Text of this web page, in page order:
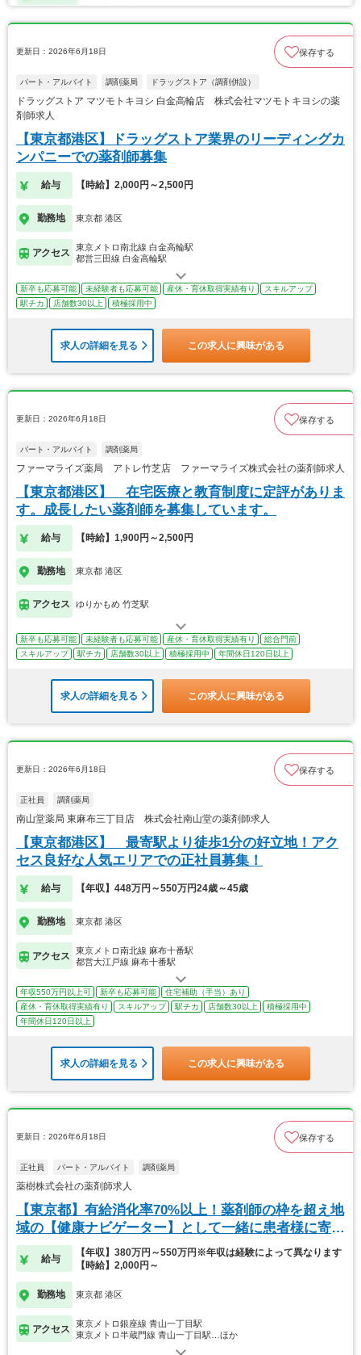
更新日：2026年6月18日 保存する
パート・アルバイト 調剤薬局 ドラッグストア（調剤併設）
ドラッグストア マツモトキヨシ 白金高輪店 株式会社マツモトキヨシの薬
剤師求人
【東京都港区】ドラッグストア業界のリーディングカ
ンパニーでの薬剤師募集
給与 【時給】2,000円～2,500円
勤務地 東京都 港区
アクセス
東京メトロ南北線 白金高輪駅
都営三田線 白金高輪駅
新卒も応募可能 未経験者も応募可能 産休・育休取得実績有り
スキルアップ
駅チカ
店舗数30以上 積極採用中
求人の詳細を見る この求人に興味がある
更新日：2026年6月18日 保存する
パート・アルバイト 調剤薬局
ファーマライズ薬局 アトレ竹芝店 ファーマライズ株式会社の薬剤師求人
【東京都港区】 在宅医療と教育制度に定評がありま
す。成長したい薬剤師を募集しています。
給与 【時給】1,900円～2,500円
勤務地 東京都 港区
アクセス ゆりかもめ 竹芝駅
新卒も応募可能 未経験者も応募可能 産休・育休取得実績有り
総合門前
スキルアップ
駅チカ 店舗数30以上 積極採用中 年間休日120日以上
求人の詳細を見る この求人に興味がある
更新日：2026年6月18日 保存する
正社員 調剤薬局
南山堂薬局 東麻布三丁目店 株式会社南山堂の薬剤師求人
【東京都港区】 最寄駅より徒歩1分の好立地！アク
セス良好な人気エリアでの正社員募集！
給与 【年収】448万円～550万円24歳～45歳
勤務地 東京都 港区
アクセス
東京メトロ南北線 麻布十番駅
都営大江戸線 麻布十番駅
年収550万円以上可 新卒も応募可能
住宅補助（手当）あり
産休・育休取得実績有り
スキルアップ 駅チカ 店舗数30以上
積極採用中
年間休日120日以上
求人の詳細を見る この求人に興味がある
更新日：2026年6月18日 保存する
正社員 パート・アルバイト 調剤薬局
薬樹株式会社の薬剤師求人
【東京都】有給消化率70%以上！薬剤師の枠を超え地
域の【健康ナビゲーター】として一緒に患者様に寄り
添
給与
【年収】380万円～550万円※年収は経験によって異なります
【時給】2,000円～
勤務地 東京都 港区
アクセス
東京メトロ銀座線 青山一丁目駅
東京メトロ半蔵門線 青山一丁目駅…ほか